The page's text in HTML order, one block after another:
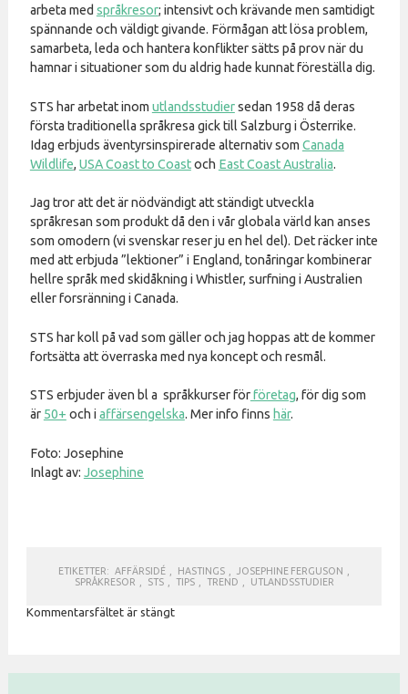
arbeta med språkresor; intensivt och krävande men samtidigt
spännande och väldigt givande. Förmågan att lösa problem,
samarbeta, leda och hantera konflikter sätts på prov när du
hamnar i situationer som du aldrig hade kunnat föreställa dig.
STS har arbetat inom utlandsstudiersedan 1958 då deras
första traditionella språkresa gick till Salzburg i Österrike.
Idag erbjuds äventyrsinspirerade alternativ som Canada
Wildlife, USA Coast to Coastoch East Coast Australia.
Jag tror att det är nödvändigt att ständigt utveckla
språkresan som produkt då den i vår globala värld kan anses
som omodern (vi svenskar reser ju en hel del). Det räcker inte
med att erbjuda ”lektioner” i England, tonåringar kombinerar
hellre språk med skidåkning i Whistler, surfning i Australien
eller forsränning i Canada.
STS har koll på vad som gäller och jag hoppas att de kommer
fortsätta att överraska med nya koncept och resmål.
STS erbjuder även bl a språkkurser förföretag, för dig som
är 50+ och i affärsengelska. Mer info finns här.
Foto: Josephine
Inlagt av: Josephine
ETIKETTER: AFFÄRSIDÉ HASTINGS JOSEPHINE FERGUSON
SPRÅKRESOR
STS TIPS TREND UTLANDSSTUDIER
Kommentarsfältet är stängt